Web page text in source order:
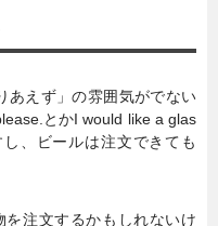
えず」の雰囲気がでない
とかI would like a glas
、ビールは注文できても
を注文するかもしれないけ